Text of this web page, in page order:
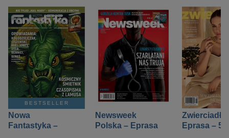
BESTSELLER
Nowa
Fantastyka –
Newsweek
Polska – Eprasa
Zwierciadło
Eprasa – 5/